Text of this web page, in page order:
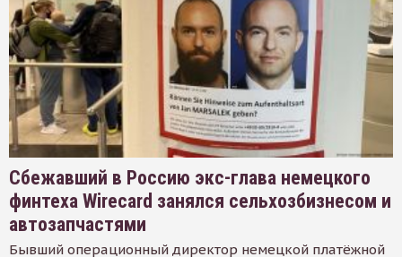
Сбежавший в Россию экс-глава немецкого
финтеха Wirecard занялся сельхозбизнесом и
автозапчастями
Бывший операционный директор немецкой платёжной